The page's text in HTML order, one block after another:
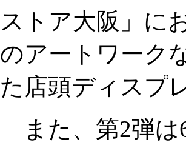
ストア大阪」に
のアートワーク
た店頭ディスプ
また、第2弾は